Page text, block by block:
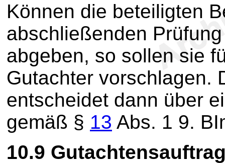
Können die beteiligten
abschließenden
abgeben, so sollen sie
Gutachter vorschlagen.
entscheidet dann über
gemäß § 13 Abs. 1 9.
10.9